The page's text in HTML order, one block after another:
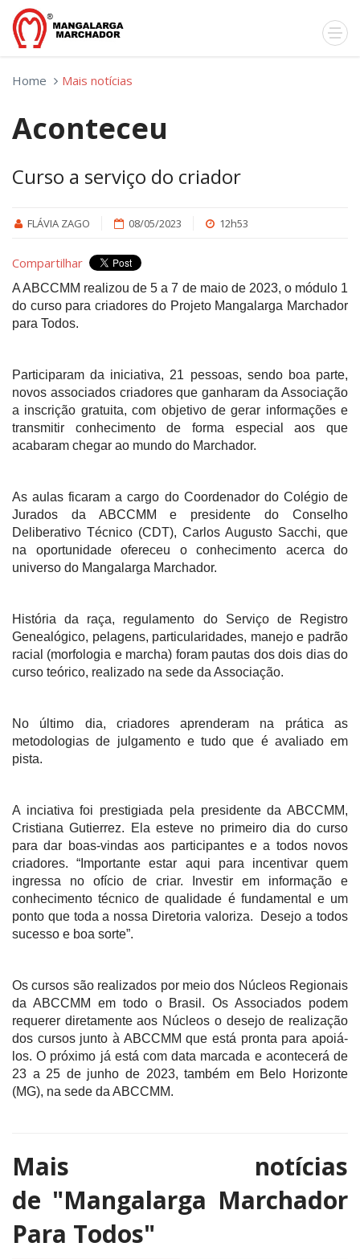
Home Mais notícias
Aconteceu
Curso a serviço do criador
FLÁVIA ZAGO 08/05/2023 12h53
Compartilhar
A ABCCMM realizou de 5 a 7 de maio de 2023, o módulo 1
do curso para criadores do Projeto Mangalarga Marchador
para Todos.
Participaram da iniciativa, 21 pessoas, sendo boa parte,
novos associados criadores que ganharam da Associação
a inscrição gratuita, com objetivo de gerar informações e
transmitir conhecimento de forma especial aos que
acabaram chegar ao mundo do Marchador.
As aulas ficaram a cargo do Coordenador do Colégio de
Jurados da ABCCMM e presidente do Conselho
Deliberativo Técnico (CDT), Carlos Augusto Sacchi, que
na oportunidade ofereceu o conhecimento acerca do
universo do Mangalarga Marchador.
História da raça, regulamento do Serviço de Registro
Genealógico, pelagens, particularidades, manejo e padrão
racial (morfologia e marcha) foram pautas dos dois dias do
curso teórico, realizado na sede da Associação.
No último dia, criadores aprenderam na prática as
metodologias de julgamento e tudo que é avaliado em
pista.
A inciativa foi prestigiada pela presidente da ABCCMM,
Cristiana Gutierrez. Ela esteve no primeiro dia do curso
para dar boas-vindas aos participantes e a todos novos
criadores. “Importante estar aqui para incentivar quem
ingressa no ofício de criar. Investir em informação e
conhecimento técnico de qualidade é fundamental e um
ponto que toda a nossa Diretoria valoriza. Desejo a todos
sucesso e boa sorte”.
Os cursos são realizados por meio dos Núcleos Regionais
da ABCCMM em todo o Brasil. Os Associados podem
requerer diretamente aos Núcleos o desejo de realização
dos cursos junto à ABCCMM que está pronta para apoiá-
los. O próximo já está com data marcada e acontecerá de
23 a 25 de junho de 2023, também em Belo Horizonte
(MG), na sede da ABCCMM.
Mais notícias
de "Mangalarga Marchador
Para Todos"